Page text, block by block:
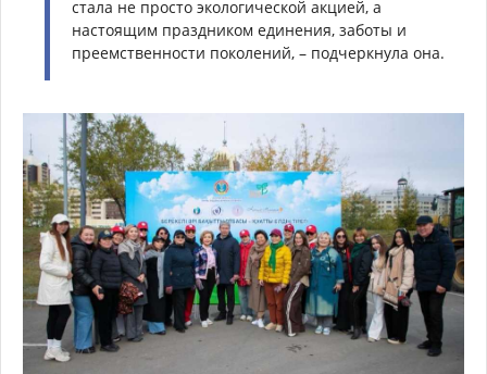
стала не просто экологической акцией, а
настоящим праздником единения, заботы и
преемственности поколений, – подчеркнула она.